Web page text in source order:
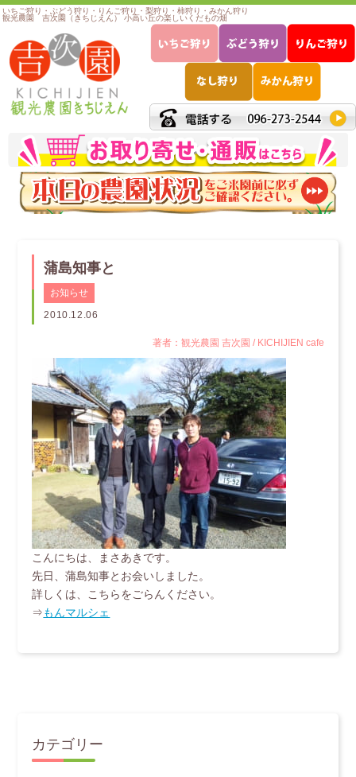
いちご狩り・ぶどう狩り・りんご狩り・梨狩り・柿狩り・みかん狩り
観光農園 吉次園（きちじえん） 小高い丘の楽しいくだもの畑
蒲島知事と
お知らせ
2010.12.06
著者：観光農園 吉次園 / KICHIJIEN cafe
こんにちは、まさあきです。
先日、蒲島知事とお会いしました。
詳しくは、こちらをごらんください。
⇒もんマルシェ
カテゴリー